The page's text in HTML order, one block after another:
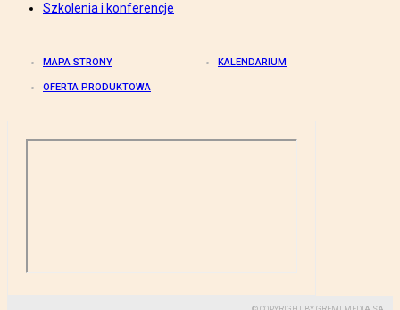
Szkolenia i konferencje
MAPA STRONY KALENDARIUM
OFERTA PRODUKTOWA